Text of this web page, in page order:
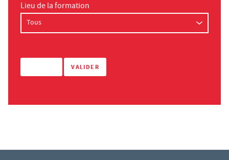
Lieu de la formation